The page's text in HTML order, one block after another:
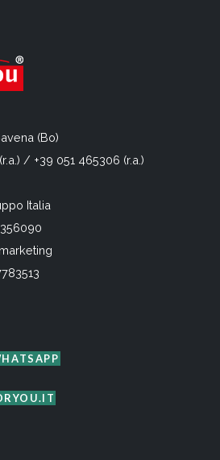
(Bo)
/ +39 051 465306 (r.a.)
Italia